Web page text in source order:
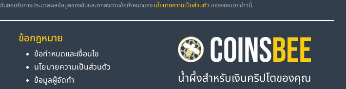
ฉันยอมรับการประมวลผลข้อมูลของฉันและตกลงตามข้อกำหนดของ นโยบายความเป็นส่วนตัว ของจดหมายข่าวนี้.
ข้อกฎหมาย
ข้อกำหนดและเงื่อนไข
นโยบายความเป็นส่วนตัว
ข้อมูลผู้จัดทำ
น้ำผึ้งสำหรับเงินคริปโตของคุณ